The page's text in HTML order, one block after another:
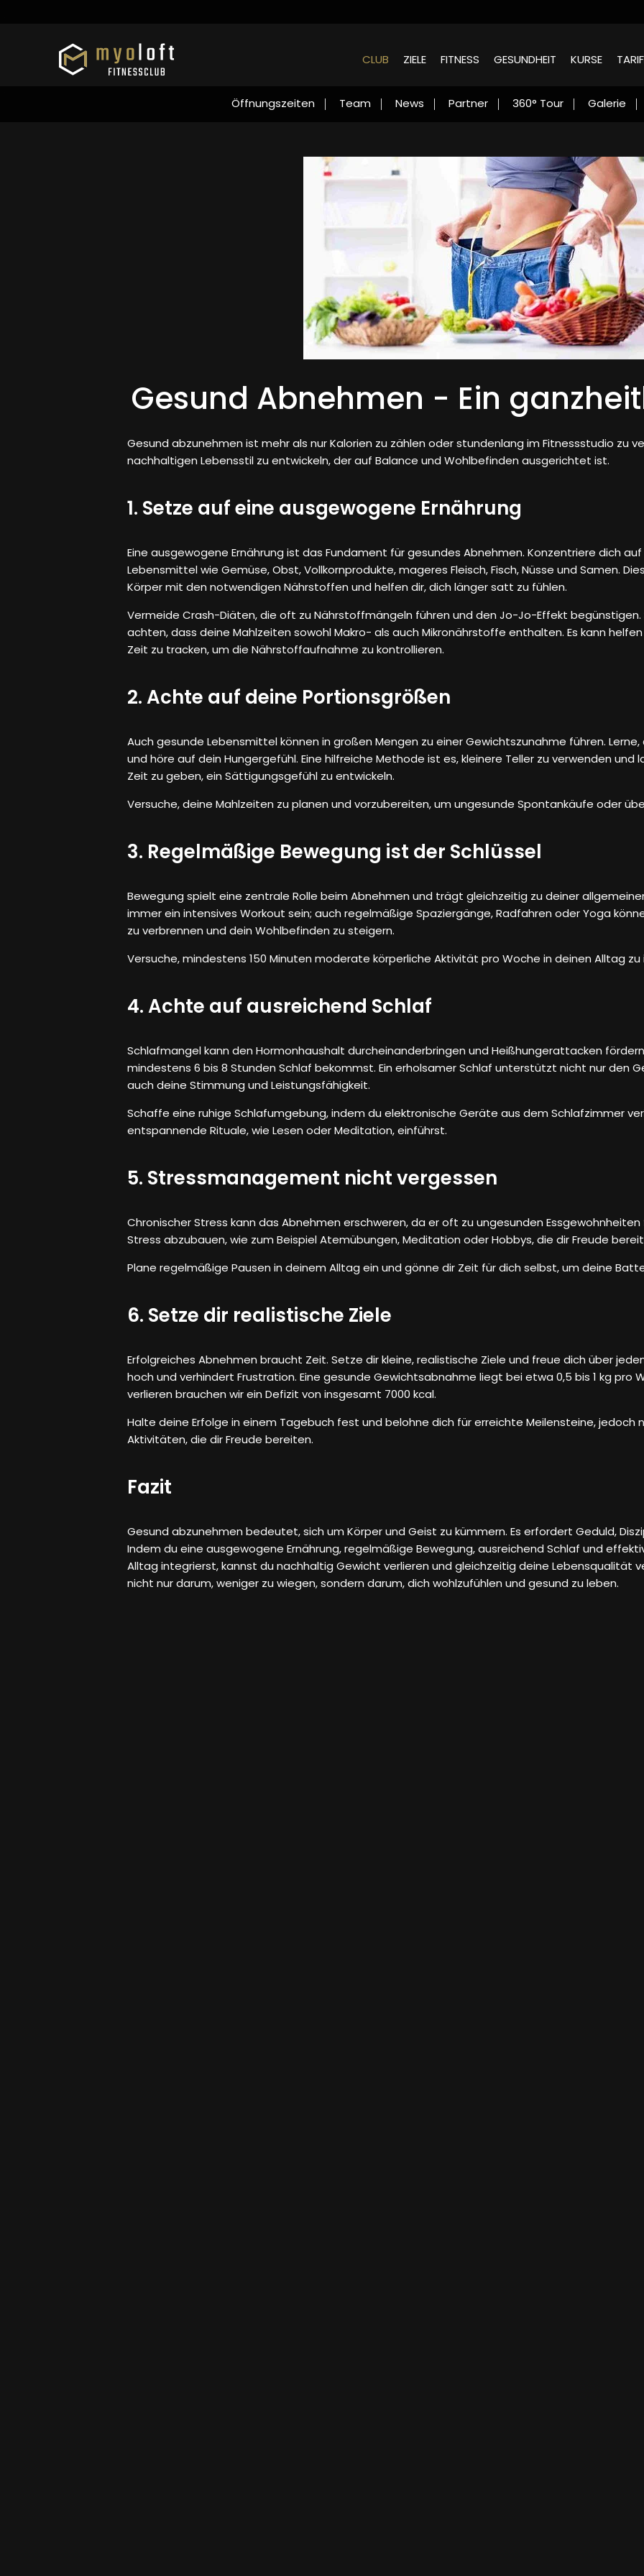
CLUB ZIELE FITNESS GESUNDHEIT KURSE
Öffnungszeiten Team News Partner 360° Tour Galerie
Gesund Abnehmen - Ein
Gesund abzunehmen ist mehr als nur Kalorien zu zählen oder stundenlang im Fitnessstudio zu
nachhaltigen Lebensstil zu entwickeln, der auf Balance und Wohlbefinden ausgerichtet ist.
1. Setze auf eine ausgewogene Ernährung
Eine ausgewogene Ernährung ist das Fundament für gesundes Abnehmen. Konzentriere dich
Lebensmittel wie Gemüse, Obst, Vollkornprodukte, mageres Fleisch, Fisch, Nüsse und Samen.
Körper mit den notwendigen Nährstoffen und helfen dir, dich länger satt zu fühlen.
Vermeide Crash-Diäten, die oft zu Nährstoffmängeln führen und den Jo-Jo-Effekt
achten, dass deine Mahlzeiten sowohl Makro- als auch Mikronährstoffe enthalten. Es kann
Zeit zu tracken, um die Nährstoffaufnahme zu kontrollieren.
2. Achte auf deine Portionsgrößen
Auch gesunde Lebensmittel können in großen Mengen zu einer Gewichtszunahme führen.
und höre auf dein Hungergefühl. Eine hilfreiche Methode ist es, kleinere Teller zu verwenden und
Zeit zu geben, ein Sättigungsgefühl zu entwickeln.
Versuche, deine Mahlzeiten zu planen und vorzubereiten, um ungesunde Spontankäufe oder
3. Regelmäßige Bewegung ist der Schlüssel
Bewegung spielt eine zentrale Rolle beim Abnehmen und trägt gleichzeitig zu deiner
immer ein intensives Workout sein; auch regelmäßige Spaziergänge, Radfahren oder Yoga
zu verbrennen und dein Wohlbefinden zu steigern.
Versuche, mindestens 150 Minuten moderate körperliche Aktivität pro Woche in deinen Alltag zu
4. Achte auf ausreichend Schlaf
Schlafmangel kann den Hormonhaushalt durcheinanderbringen und Heißhungerattacken
mindestens 6 bis 8 Stunden Schlaf bekommst. Ein erholsamer Schlaf unterstützt nicht nur den
auch deine Stimmung und Leistungsfähigkeit.
Schaffe eine ruhige Schlafumgebung, indem du elektronische Geräte aus dem Schlafzimmer
entspannende Rituale, wie Lesen oder Meditation, einführst.
5. Stressmanagement nicht vergessen
Chronischer Stress kann das Abnehmen erschweren, da er oft zu ungesunden Essgewohnheiten
Stress abzubauen, wie zum Beispiel Atemübungen, Meditation oder Hobbys, die dir Freude
Plane regelmäßige Pausen in deinem Alltag ein und gönne dir Zeit für dich selbst, um deine
6. Setze dir realistische Ziele
Erfolgreiches Abnehmen braucht Zeit. Setze dir kleine, realistische Ziele und freue dich über
hoch und verhindert Frustration. Eine gesunde Gewichtsabnahme liegt bei etwa 0,5 bis 1 kg pro
verlieren brauchen wir ein Defizit von insgesamt 7000 kcal.
Halte deine Erfolge in einem Tagebuch fest und belohne dich für erreichte Meilensteine, jedoch
Aktivitäten, die dir Freude bereiten.
Fazit
Gesund abzunehmen bedeutet, sich um Körper und Geist zu kümmern. Es erfordert Geduld,
Indem du eine ausgewogene Ernährung, regelmäßige Bewegung, ausreichend Schlaf und
Alltag integrierst, kannst du nachhaltig Gewicht verlieren und gleichzeitig deine Lebensqualität
nicht nur darum, weniger zu wiegen, sondern darum, dich wohlzufühlen und gesund zu leben.